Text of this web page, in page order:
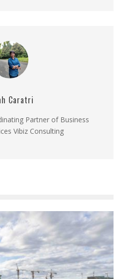
Caratri
Partner of Business
Vibiz Consulting